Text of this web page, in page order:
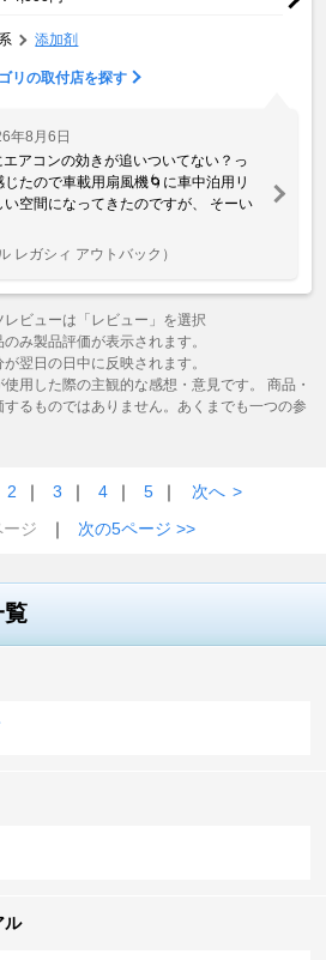
添加剤
リの取付店を探す
年8月6日
アコンの効きが追いついてない？っ
たので車載用扇風機🌀に車中泊用リ
空間になってきたのですが、 そーい
レガシィ アウトバック）
ビューは「レビュー」を選択
み製品評価が表示されます。
翌日の日中に反映されます。
用した際の主観的な感想・意見です。 商品・
るものではありません。あくまでも一つの参
2 ｜ 3 ｜ 4 ｜ 5 ｜ 次へ >
ジ
｜ 次の5ページ >>
覧
ル